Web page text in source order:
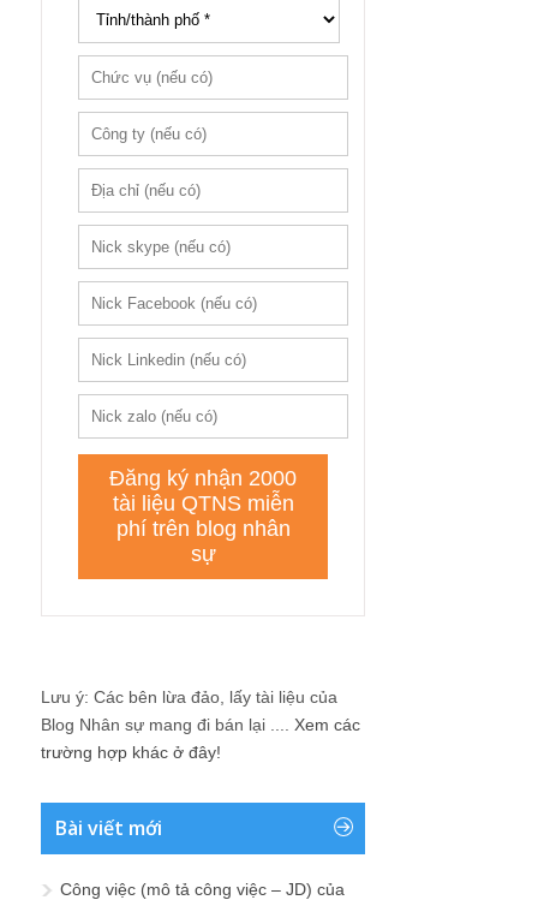
Lưu ý: Các bên lừa đảo, lấy tài liệu của
Blog Nhân sự mang đi bán lại .... Xem các
trường hợp khác ở đây!
Bài viết mới
Công việc (mô tả công việc – JD) của